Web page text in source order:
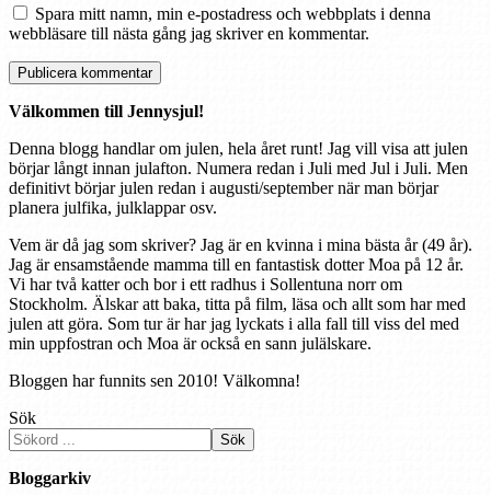
Spara mitt namn, min e-postadress och webbplats i denna
webbläsare till nästa gång jag skriver en kommentar.
Välkommen till Jennysjul!
Denna blogg handlar om julen, hela året runt! Jag vill visa att julen
börjar långt innan julafton. Numera redan i Juli med Jul i Juli. Men
definitivt börjar julen redan i augusti/september när man börjar
planera julfika, julklappar osv.
Vem är då jag som skriver? Jag är en kvinna i mina bästa år (49 år).
Jag är ensamstående mamma till en fantastisk dotter Moa på 12 år.
Vi har två katter och bor i ett radhus i Sollentuna norr om
Stockholm. Älskar att baka, titta på film, läsa och allt som har med
julen att göra. Som tur är har jag lyckats i alla fall till viss del med
min uppfostran och Moa är också en sann julälskare.
Bloggen har funnits sen 2010! Välkomna!
Sök
Sök
Bloggarkiv